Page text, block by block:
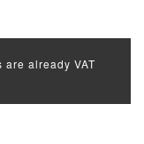
already VAT